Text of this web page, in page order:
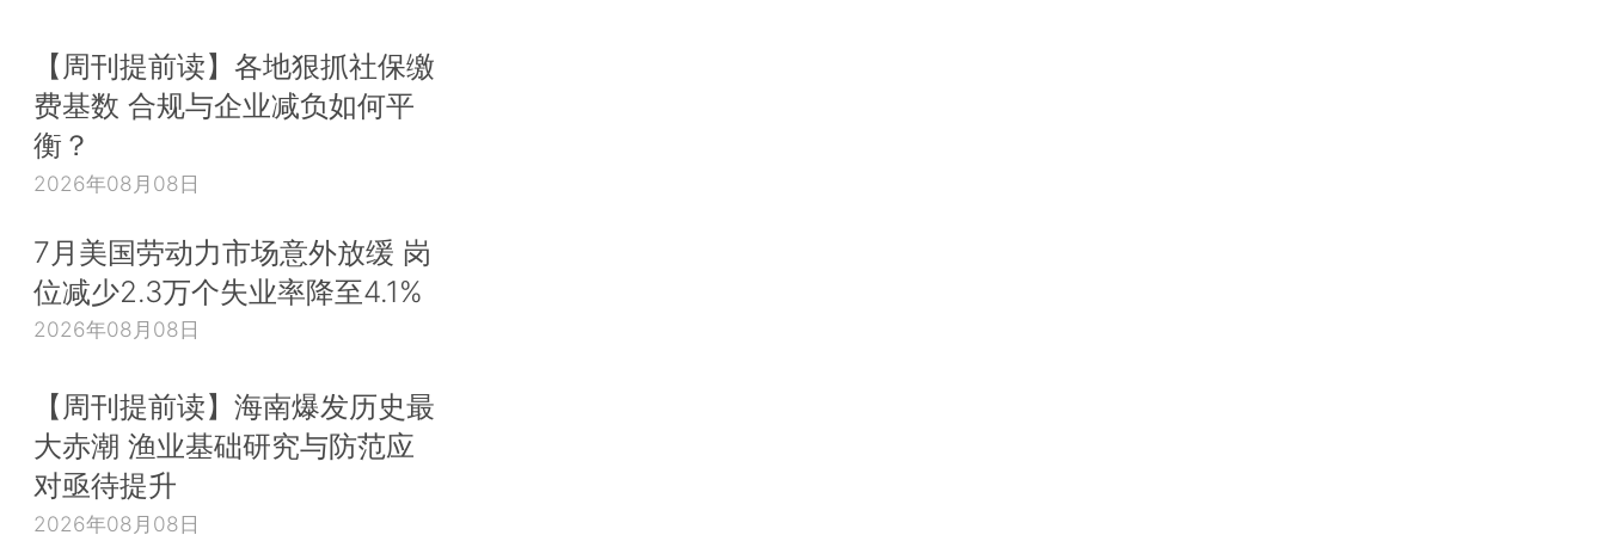
【周刊提前读】各地狠抓社保缴
费基数 合规与企业减负如何平
衡？
2026年08月08日
7月美国劳动力市场意外放缓 岗
位减少2.3万个失业率降至4.1%
2026年08月08日
【周刊提前读】海南爆发历史最
大赤潮 渔业基础研究与防范应
对亟待提升
2026年08月08日